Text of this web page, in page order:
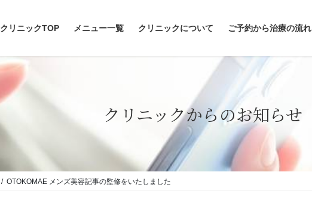
クリニックTOP メニュー一覧 クリニックについて ご予約から治療の流れ
クリニックからのお知らせ
OTOKOMAE メンズ美容記事の監修をいたしました